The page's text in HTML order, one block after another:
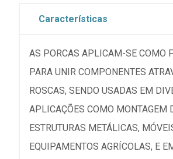
Características
AS PORCAS APLICAM-SE COMO
PARA UNIR COMPONENTES
ROSCAS, SENDO USADAS EM
APLICAÇÕES COMO MONTAGEM
ESTRUTURAS METÁLICAS,
EQUIPAMENTOS AGRÍCOLAS, E